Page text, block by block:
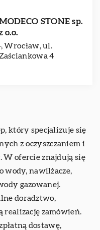
STONE sp.
o.o.
, Wrocław, ul.
4
który specjalizuje się
z oczyszczaniem i
ofercie znajdują się
wody, nawilżacze,
gazowanej.
doradztwo,
realizację zamówień.
dostawę,